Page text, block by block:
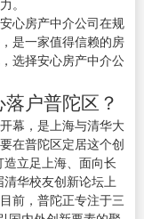
。
心房产中介公司在规
是一家值得信赖的房
选择安心房产中介公
户普陀区？
幕，是上海与清华大
在普陀区定居这个创
立足上海、面向长
华校友创新论坛上
前，普陀正专注于三